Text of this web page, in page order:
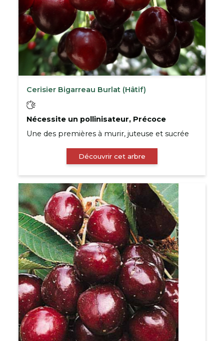
Cerisier Bigarreau Burlat (Hâtif)
Nécessite un pollinisateur, Précoce
Une des premières à murir, juteuse et sucrée
Découvrir cet arbre